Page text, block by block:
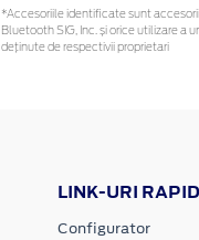
*Accesoriile identificate sunt
Bluetooth SIG, Inc. și orice utilizare a
deținute de respectivii proprietari
LINK-URI
Configurator